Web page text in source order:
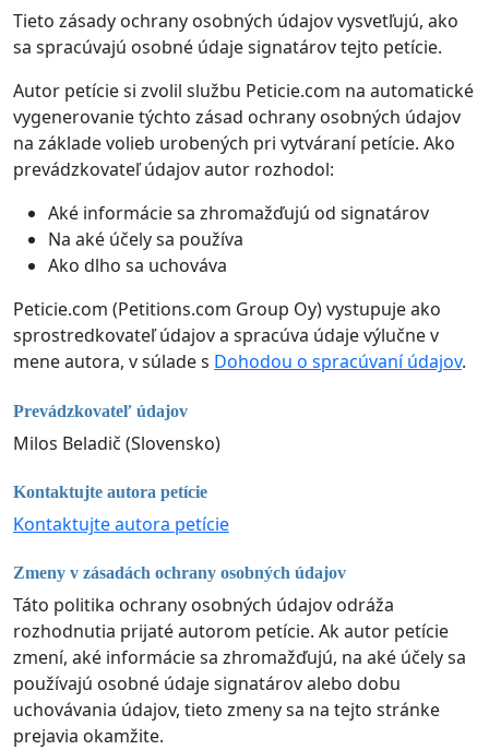
Tieto zásady ochrany osobných údajov vysvetľujú, ako
sa spracúvajú osobné údaje signatárov tejto petície.
Autor petície si zvolil službu Peticie.com na automatické
vygenerovanie týchto zásad ochrany osobných údajov
na základe volieb urobených pri vytváraní petície. Ako
prevádzkovateľ údajov autor rozhodol:
Aké informácie sa zhromažďujú od signatárov
Na aké účely sa používa
Ako dlho sa uchováva
Peticie.com (Petitions.com Group Oy) vystupuje ako
sprostredkovateľ údajov a spracúva údaje výlučne v
mene autora, v súlade s Dohodou o spracúvaní údajov.
Prevádzkovateľ údajov
Milos Beladič (Slovensko)
Kontaktujte autora petície
Kontaktujte autora petície
Zmeny v zásadách ochrany osobných údajov
Táto politika ochrany osobných údajov odráža
rozhodnutia prijaté autorom petície. Ak autor petície
zmení, aké informácie sa zhromažďujú, na aké účely sa
používajú osobné údaje signatárov alebo dobu
uchovávania údajov, tieto zmeny sa na tejto stránke
prejavia okamžite.